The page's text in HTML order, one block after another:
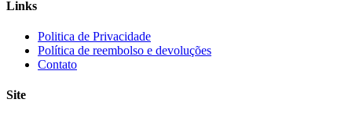
Links
Menu
Politica de Privacidade
Política de reembolso e devoluções
Contato
Site